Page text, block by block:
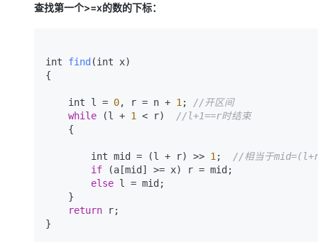
查找第一个>=x的数的下标：
int find (int x)
{
    int l =
0, r = n + 1 ;
//开区间
while (l + 1 < r)
//l+1==r时结束
        int mid = (l + r) >>
1 ;
//相当于
if (a[mid] >= x) r = mid;
else l = mid;
return r;